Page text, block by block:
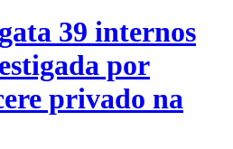
39 internos
por
privado na